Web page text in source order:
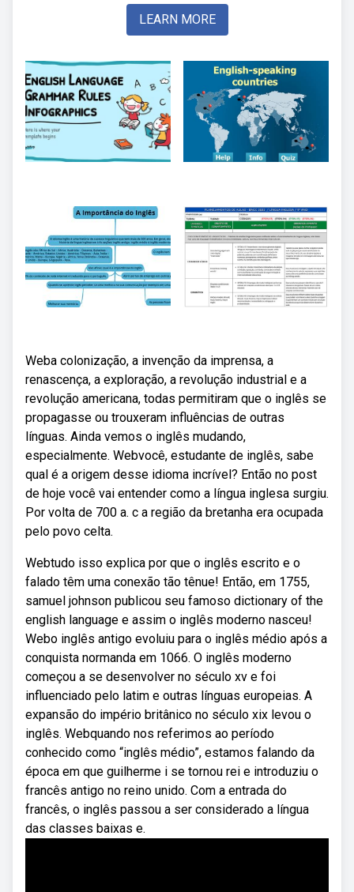
LEARN MORE
Weba colonização, a invenção da imprensa, a
renascença, a exploração, a revolução industrial e a
revolução americana, todas permitiram que o inglês se
propagasse ou trouxeram influências de outras
línguas. Ainda vemos o inglês mudando,
especialmente. Webvocê, estudante de inglês, sabe
qual é a origem desse idioma incrível? Então no post
de hoje você vai entender como a língua inglesa surgiu.
Por volta de 700 a. c a região da bretanha era ocupada
pelo povo celta.
Webtudo isso explica por que o inglês escrito e o
falado têm uma conexão tão tênue! Então, em 1755,
samuel johnson publicou seu famoso dictionary of the
english language e assim o inglês moderno nasceu!
Webo inglês antigo evoluiu para o inglês médio após a
conquista normanda em 1066. O inglês moderno
começou a se desenvolver no século xv e foi
influenciado pelo latim e outras línguas europeias. A
expansão do império britânico no século xix levou o
inglês. Webquando nos referimos ao período
conhecido como “inglês médio”, estamos falando da
época em que guilherme i se tornou rei e introduziu o
francês antigo no reino unido. Com a entrada do
francês, o inglês passou a ser considerado a língua
das classes baixas e.